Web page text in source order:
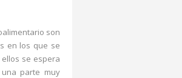
son
en los que se
se espera
parte muy